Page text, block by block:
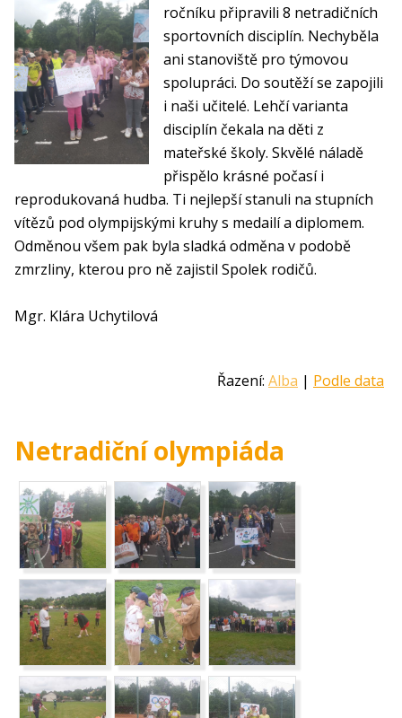
ročníku připravili 8 netradičních
sportovních disciplín. Nechyběla
ani stanoviště pro týmovou
spolupráci. Do soutěží se zapojili
i naši učitelé. Lehčí varianta
disciplín čekala na děti z
mateřské školy. Skvělé náladě
přispělo krásné počasí i
reprodukovaná hudba. Ti nejlepší stanuli na stupních
vítězů pod olympijskými kruhy s medailí a diplomem.
Odměnou všem pak byla sladká odměna v podobě
zmrzliny, kterou pro ně zajistil Spolek rodičů.
Mgr. Klára Uchytilová
Řazení: Alba | Podle data
Netradiční olympiáda